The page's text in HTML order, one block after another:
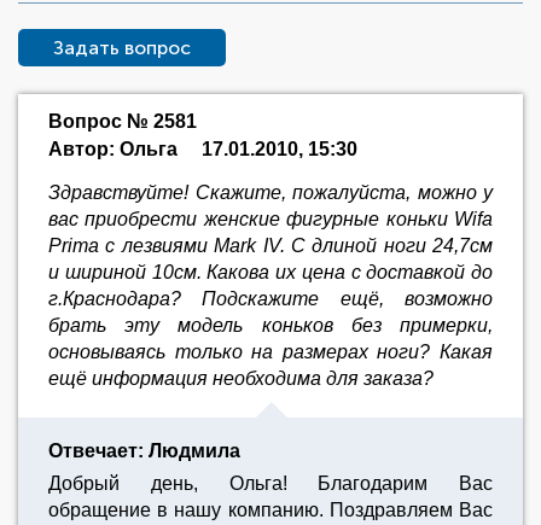
Задать вопрос
Вопрос № 2581
Автор: Ольга
17.01.2010, 15:30
Здравствуйте! Скажите, пожалуйста, можно у
вас приобрести женские фигурные коньки Wifa
Prima с лезвиями Mark IV. С длиной ноги 24,7см
и шириной 10см. Какова их цена с доставкой до
г.Краснодара? Подскажите ещё, возможно
брать эту модель коньков без примерки,
основываясь только на размерах ноги? Какая
ещё информация необходима для заказа?
Отвечает: Людмила
Добрый день, Ольга! Благодарим Вас
обращение в нашу компанию. Поздравляем Вас